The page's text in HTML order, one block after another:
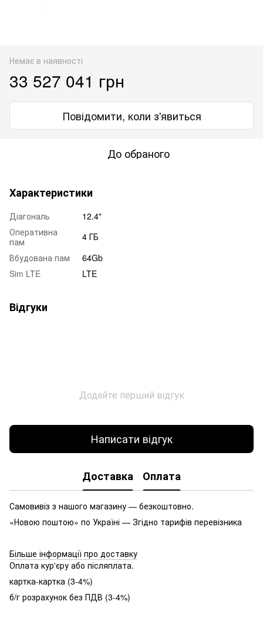
Немає в наявності
33 527 041 грн
Повідомити, коли з'явиться
До обраного
Характеристики
Діагональ
12.4"
Оперативна
пам
4 ГБ
Вбудована пам
64Gb
Sim LTE
LTE
Відгуки
Додайте перший відгук
Написати відгук
Доставка Оплата
Самовивіз з нашого магазину — безкоштовно.
«Новою поштою» по Україні — Згідно тарифів перевізника
Більше інформації про доставку
Оплата кур'єру або післяплата.
картка-картка (3-4%)
б/г розрахунок без ПДВ (3-4%)